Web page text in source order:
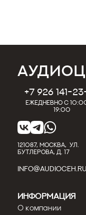
31.07.2026
Обзор
BasX TA2
Emotiva BasX TA2
гибкость и
Подробнее
+7 926 141-
Ежедневно с
19:00
121087, МОСКВА, УЛ.
БУТЛЕРОВА, Д. 17
INFO@AUDIOCEH.RU
Информация
О компании